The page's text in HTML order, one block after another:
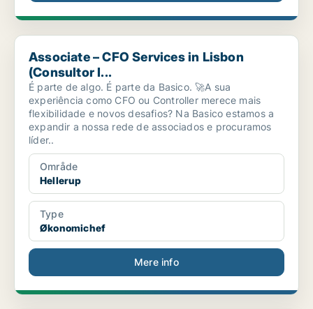
Associate – CFO Services in Lisbon (Consultor I...
Associate – CFO Services in Lisbon
(Consultor I...
É parte de algo. É parte da Basico. 🚀A sua
experiência como CFO ou Controller merece mais
flexibilidade e novos desafios? Na Basico estamos a
expandir a nossa rede de associados e procuramos
líder..
Område
Hellerup
Type
Økonomichef
Mere info